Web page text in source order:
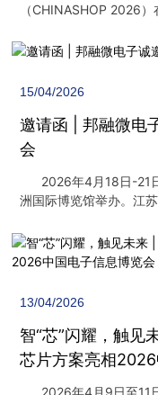
（CHINASHOP 2026
州晟元数据安全技术股
式技术能力，为零售业的
售、绿色零售与体验零
品与品牌等全产业链企
其服务于零售业上中下
品，为零售业的数字化
能。 中国零售业正加
能力成为关键。晟元数
领域近二十年的深厚积
业的技术与产品：晟元
方案AD306，基于自研
码算法，搭载全局曝光
大幅降低用户的二次开
持自动感应与智能休眠
15/04/2026
邀请函 | 邦融微电
会
2026年4月18日-21日
洲国际博览馆举办。江
13/04/2026
智“芯”闪耀，触见
芯片方案亮相